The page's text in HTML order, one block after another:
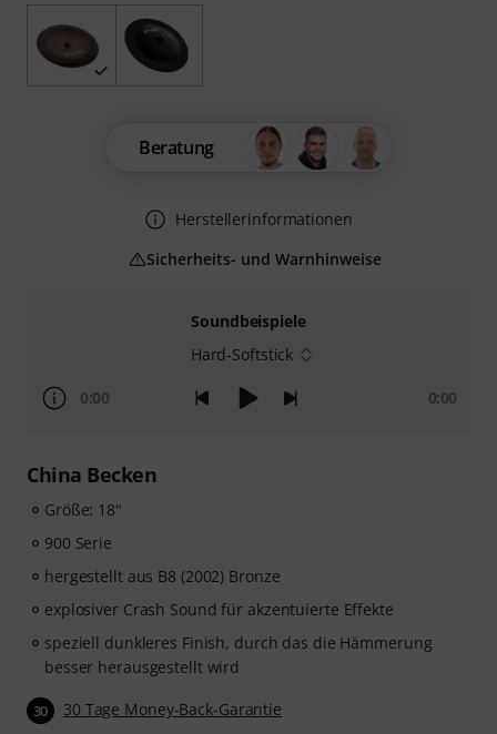
Soundbeispiele
Hard-Softstick
0:00 0:00
China Becken
Größe: 18"
900 Serie
hergestellt aus B8 (2002) Bronze
explosiver Crash Sound für akzentuierte Effekte
speziell dunkleres Finish, durch das die Hämmerung
besser herausgestellt wird
30 30 Tage Money-Back-Garantie
Beratung
Herstellerinformationen
Sicherheits- und Warnhinweise